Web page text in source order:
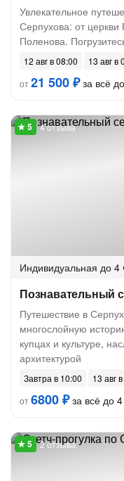
Увлекательное
Серпухова: от
Поленова.
12 авг в 08:00
13 авг в
от21 500 ₽за всё
4 отзыва
Индивидуальная до 4
Познавательный
Путешествие в
многослойную
купцах и культуре,
архитектурой
Завтра в 10:00
13 авг
от6800 ₽за всё до
2 отзыва